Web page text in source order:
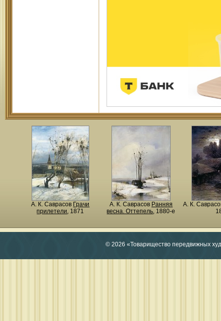
А. К. Саврасов Грачи
прилетели, 1871
А. К. Саврасов Ранняя
весна. Оттепель, 1880-е
А. К.
© 2026 «Товарищество передвижных